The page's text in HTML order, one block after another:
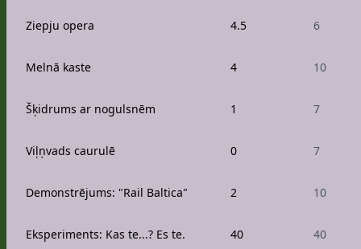
Ziepju opera 4.5 6
Melnā kaste 4 10
Šķidrums ar nogulsnēm 1 7
Viļņvads caurulē 0 7
Demonstrējums: "Rail Baltica" 2 10
Eksperiments: Kas te...? Es te. 40 40